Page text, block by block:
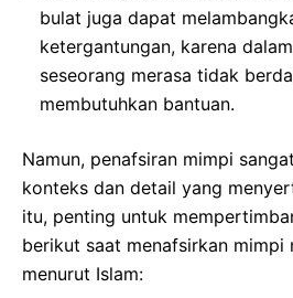
bulat juga dapat
ketergantungan, karena
seseorang merasa tidak
membutuhkan bantuan.
Namun, penafsiran mimpi
konteks dan detail yang
itu, penting untuk
berikut saat menafsirkan mimpi
menurut Islam: